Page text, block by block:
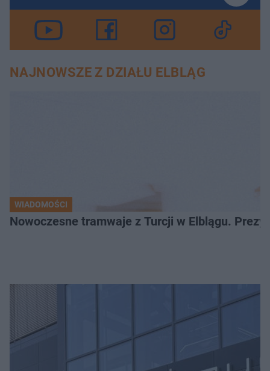
NAJNOWSZE Z DZIAŁU ELBLĄG
WIADOMOŚCI
Nowoczesne tramwaje z Turcji w Elblągu.